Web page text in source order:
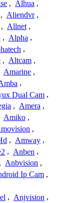
, Alhua ,
, Aliendvr ,
, Allnet ,
, Alpha ,
,
, Altcam ,
Amarine ,
,
Dual Cam ,
, Amera ,
Amiko ,
,
, Amway ,
, Anben ,
, Anbvision ,
Ip Cam ,
, Anjvision ,